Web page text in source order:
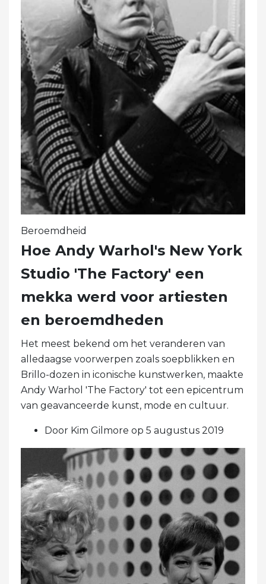
Beroemdheid
Hoe Andy Warhol's New York
Studio 'The Factory' een
mekka werd voor artiesten
en beroemdheden
Het meest bekend om het veranderen van
alledaagse voorwerpen zoals soepblikken en
Brillo-dozen in iconische kunstwerken, maakte
Andy Warhol 'The Factory' tot een epicentrum
van geavanceerde kunst, mode en cultuur.
Door Kim Gilmore op 5 augustus 2019